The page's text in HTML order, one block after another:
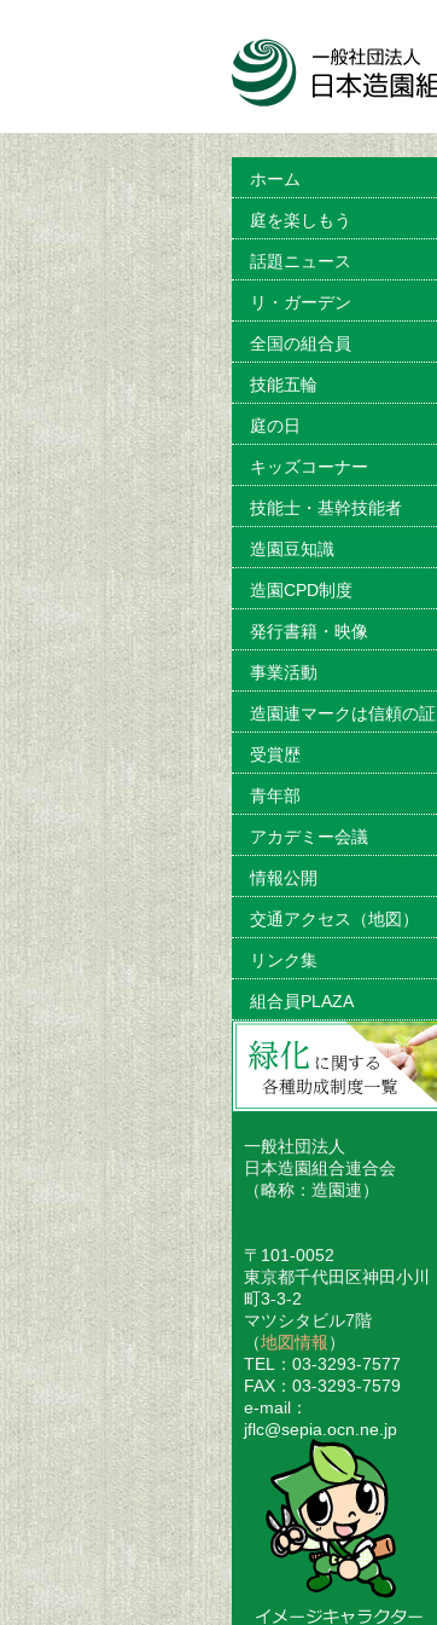
ホーム
庭を楽しもう
話題ニュース
リ・ガーデン
全国の組合員
技能五輪
庭の日
キッズコーナー
技能士・基幹技能者
造園豆知識
造園CPD制度
発行書籍・映像
事業活動
造園連マークは信頼の証
受賞歴
青年部
アカデミー会議
情報公開
交通アクセス（地図）
リンク集
組合員PLAZA
一般社団法人
日本造園組合連合会
（略称：造園連）
〒101-0052
東京都千代田区神田小川
町3-3-2
マツシタビル7階
（地図情報）
TEL：03-3293-7577
FAX：03-3293-7579
e-mail：
jflc@sepia.ocn.ne.jp